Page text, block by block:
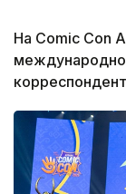
На Comic Con